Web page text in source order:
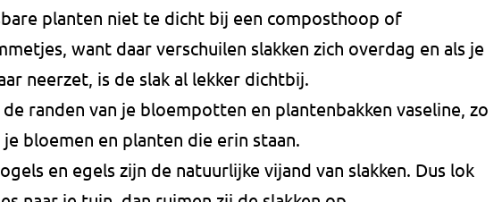
planten niet te dicht bij een composthoop of
want daar verschuilen slakken zich overdag en als je
neerzet, is de slak al lekker dichtbij.
randen van je bloempotten en plantenbakken vaseline, zo
je bloemen en planten die erin staan.
en egels zijn de natuurlijke vijand van slakken. Dus lok